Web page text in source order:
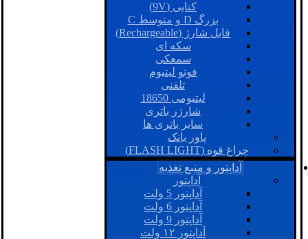
کتابی (9V)
بزرگ D و متوسط C
قابل شارژ (Rechargeable)
سکه ای
سمعکی
فوتو لیتیوم
تلفنی
لیتیومی 18650
شارژر باتری
سایر باتری ها
پاور بانک
چراغ قوه (FLASH LIGHT)
آداپتور و منبع تغذیه
آداپتور
آداپتور 5 ولت
آداپتور 6 ولت
آداپتور 9 ولت
آداپتور ۱۲ ولت